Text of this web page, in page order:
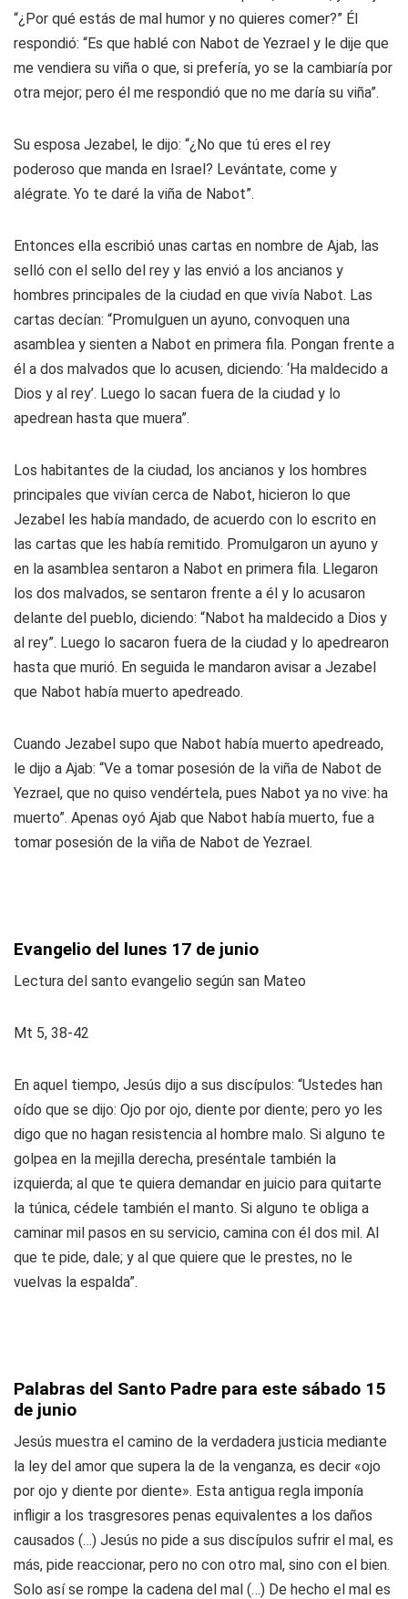
“¿Por qué estás de mal humor y no quieres comer?” Él
respondió: “Es que hablé con Nabot de Yezrael y le dije que
me vendiera su viña o que, si prefería, yo se la cambiaría por
otra mejor; pero él me respondió que no me daría su viña”.
Su esposa Jezabel, le dijo: “¿No que tú eres el rey
poderoso que manda en Israel? Levántate, come y
alégrate. Yo te daré la viña de Nabot”.
Entonces ella escribió unas cartas en nombre de Ajab, las
selló con el sello del rey y las envió a los ancianos y
hombres principales de la ciudad en que vivía Nabot. Las
cartas decían: “Promulguen un ayuno, convoquen una
asamblea y sienten a Nabot en primera fila. Pongan frente a
él a dos malvados que lo acusen, diciendo: ‘Ha maldecido a
Dios y al rey’. Luego lo sacan fuera de la ciudad y lo
apedrean hasta que muera”.
Los habitantes de la ciudad, los ancianos y los hombres
principales que vivían cerca de Nabot, hicieron lo que
Jezabel les había mandado, de acuerdo con lo escrito en
las cartas que les había remitido. Promulgaron un ayuno y
en la asamblea sentaron a Nabot en primera fila. Llegaron
los dos malvados, se sentaron frente a él y lo acusaron
delante del pueblo, diciendo: “Nabot ha maldecido a Dios y
al rey”. Luego lo sacaron fuera de la ciudad y lo apedrearon
hasta que murió. En seguida le mandaron avisar a Jezabel
que Nabot había muerto apedreado.
Cuando Jezabel supo que Nabot había muerto apedreado,
le dijo a Ajab: “Ve a tomar posesión de la viña de Nabot de
Yezrael, que no quiso vendértela, pues Nabot ya no vive: ha
muerto”. Apenas oyó Ajab que Nabot había muerto, fue a
tomar posesión de la viña de Nabot de Yezrael.
Evangelio del lunes 17 de junio
Lectura del santo evangelio según san Mateo
Mt 5, 38-42
En aquel tiempo, Jesús dijo a sus discípulos: “Ustedes han
oído que se dijo: Ojo por ojo, diente por diente; pero yo les
digo que no hagan resistencia al hombre malo. Si alguno te
golpea en la mejilla derecha, preséntale también la
izquierda; al que te quiera demandar en juicio para quitarte
la túnica, cédele también el manto. Si alguno te obliga a
caminar mil pasos en su servicio, camina con él dos mil. Al
que te pide, dale; y al que quiere que le prestes, no le
vuelvas la espalda”.
Palabras del Santo Padre para este sábado 15
de junio
Jesús muestra el camino de la verdadera justicia mediante
la ley del amor que supera la de la venganza, es decir «ojo
por ojo y diente por diente». Esta antigua regla imponía
infligir a los trasgresores penas equivalentes a los daños
causados (…) Jesús no pide a sus discípulos sufrir el mal, es
más, pide reaccionar, pero no con otro mal, sino con el bien.
Solo así se rompe la cadena del mal (…) De hecho el mal es